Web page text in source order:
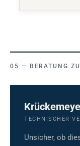
BERATUNG
TECHNISCHER
Unsicher, ob